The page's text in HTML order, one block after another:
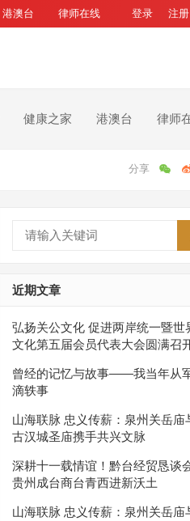
港澳台 律师在线 登录 注册
健康之家 港澳台 律师
近期文章
弘扬关公文化 促进两岸统一暨世
文化第五届会员代表大会圆满召
曾经的记忆与故事——我当年从
滴轶事
山海联脉 忠义传薪：泉州关岳庙
古汉城圣庙携手共兴文脉
深耕十一载情谊！黔台经贸恳谈
贵州成台商台青西进新沃土
山海联脉 忠义传薪：泉州关岳庙